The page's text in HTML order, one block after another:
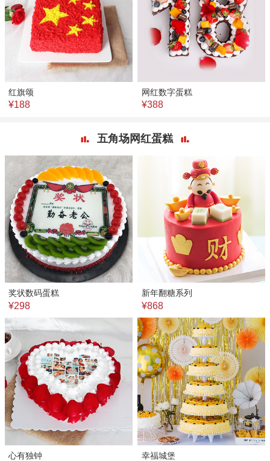
红旗颂
¥188
网红数字蛋糕
¥388
五角场网红蛋糕
奖状数码蛋糕
¥298
新年翻糖系列
¥868
心有独钟 幸福城堡